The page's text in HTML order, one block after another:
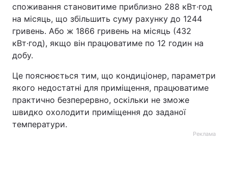
споживання становитиме приблизно 288 кВт·год
на місяць, що збільшить суму рахунку до 1244
гривень. Або ж 1866 гривень на місяць (432
кВт·год), якщо він працюватиме по 12 годин на
добу.
Це пояснюється тим, що кондиціонер, параметри
якого недостатні для приміщення, працюватиме
практично безперервно, оскільки не зможе
швидко охолодити приміщення до заданої
температури.
Реклама